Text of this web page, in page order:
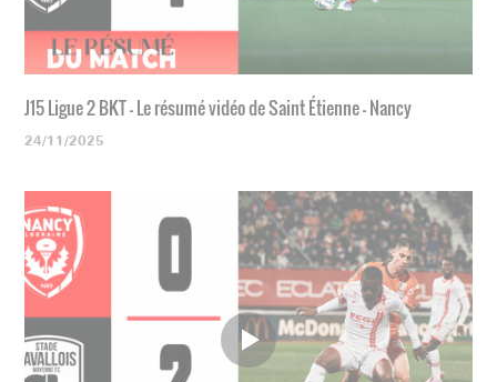
J15 Ligue 2 BKT - Le résumé vidéo de Saint Étienne - Nancy
24/11/2025